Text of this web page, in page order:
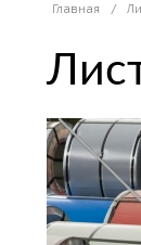
Главная
/